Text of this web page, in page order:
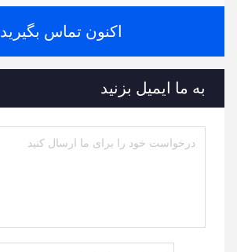
اکنون تماس بگیرید
به ما ایمیل بزنید